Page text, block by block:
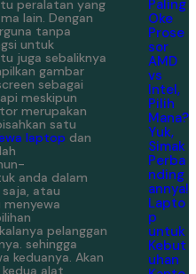
peralatan yang
lain. Dengan
tanpa
untuk
juga sebaliknya
gambar
sebagai
meskipun
merupakan
satu
laptop dan
anda dalam
atau
pelanggan
sehingga
keduanya. Akan
alat
Paling
Oke
Prose
sor
AMD
vs
Intel,
Pilih
Mana?
Yuk,
Simak
Perba
nding
annya!
Lapto
p
untuk
Kebut
uhan